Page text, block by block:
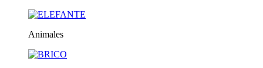
Animales